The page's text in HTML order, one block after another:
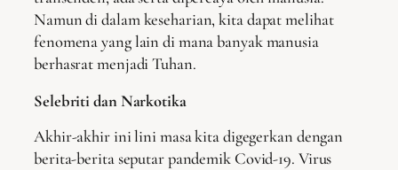
Namun di dalam keseharian, kita dapat melihat
fenomena yang lain di mana banyak manusia
berhasrat menjadi Tuhan.
Selebriti dan Narkotika
Akhir-akhir ini lini masa kita digegerkan dengan
berita-berita seputar pandemik Covid-19. Virus